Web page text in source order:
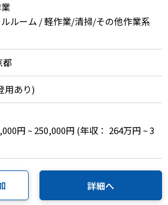
ルーム / 軽作業/清掃/その他作業系
都
用あり)
円 ~ 250,000円 (年収： 264万円 ~ 3
詳細へ